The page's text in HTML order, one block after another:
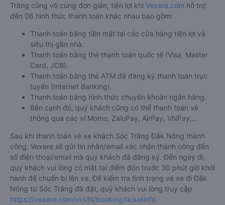
Trăng cũng vô cùng đơn giản, tiện lợi khi Vexere.com hỗ trợ
đến 06 hình thức thanh toán khác nhau bao gồm:
Thanh toán bằng tiền mặt tại các cửa hàng tiện lợi và
siêu thị gần nhà.
Thanh toán bằng thẻ thanh toán quốc tế (Visa, Master
Card, JCB).
Thanh toán bằng thẻ ATM đã đăng ký thanh toán trực
tuyến (Internet Banking).
Thanh toán bằng hình thức chuyển khoản ngân hàng.
Bên cạnh đó, quý khách cũng có thể thanh toán vé
thông qua các ví Momo, ZaloPay, AirPay, VNPay,…
Sau khi thanh toán vé xe khách Sóc Trăng Đắk Nông thành
công, Vexere sẽ gửi tin nhắn/email xác nhận thành công đến
số điện thoại/email mà quý khách đã đăng ký. Đến ngày đi,
quý khách vui lòng có mặt tại điểm đón trước 30 phút giờ khởi
hành để chuẩn bị lên xe. Để kiểm tra tình trạng vé xe đi Đắk
Nông từ Sóc Trăng đã đặt, quý khách vui lòng truy cập
https://vexere.com/vi-VN/booking/ticketinfo